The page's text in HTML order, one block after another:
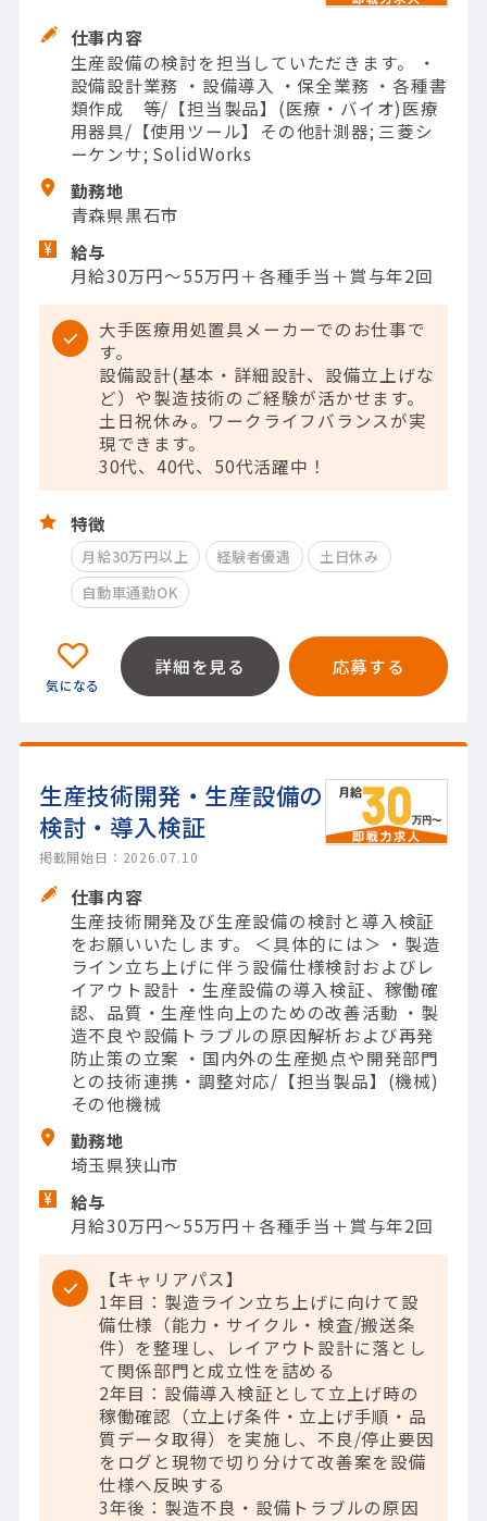
仕事内容
生産設備の検討を担当していただきます。 ・
設備設計業務 ・設備導入 ・保全業務 ・各種書
類作成 等/【担当製品】(医療・バイオ)医療
用器具/【使用ツール】その他計測器; 三菱シ
ーケンサ; SolidWorks
勤務地
青森県黒石市
給与
月給30万円～55万円＋各種手当＋賞与年2回
大手医療用処置具メーカーでのお仕事で
す。
設備設計(基本・詳細設計、設備立上げな
ど）や製造技術のご経験が活かせます。
土日祝休み。ワークライフバランスが実
現できます。
30代、40代、50代活躍中！
特徴
月給30万円以上 経験者優遇
土日休み
自動車通勤OK
詳細を見る 応募する
生産技術開発・生産設備の
検討・導入検証
掲載開始日：2026.07.10
仕事内容
生産技術開発及び生産設備の検討と導入検証
をお願いいたします。 ＜具体的には＞ ・製造
ライン立ち上げに伴う設備仕様検討およびレ
イアウト設計 ・生産設備の導入検証、稼働確
認、品質・生産性向上のための改善活動 ・製
造不良や設備トラブルの原因解析および再発
防止策の立案 ・国内外の生産拠点や開発部門
との技術連携・調整対応/【担当製品】(機械)
その他機械
勤務地
埼玉県狭山市
給与
月給30万円～55万円＋各種手当＋賞与年2回
【キャリアパス】
1年目：製造ライン立ち上げに向けて設
備仕様（能力・サイクル・検査/搬送条
件）を整理し、レイアウト設計に落とし
て関係部門と成立性を詰める
2年目：設備導入検証として立上げ時の
稼働確認（立上げ条件・立上げ手順・品
質データ取得）を実施し、不良/停止要因
をログと現物で切り分けて改善案を設備
仕様へ反映する
3年後：製造不良・設備トラブルの原因